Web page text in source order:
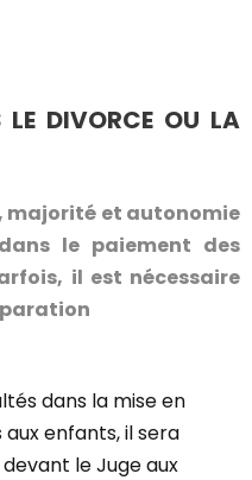
LE DIVORCE OU LA
majorité et autonomie
le paiement des
il est nécessaire
dans la mise en
enfants, il sera
le Juge aux